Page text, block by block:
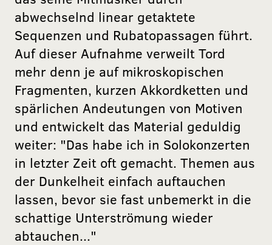
abwechselnd linear getaktete
Sequenzen und Rubatopassagen führt.
Auf dieser Aufnahme verweilt Tord
mehr denn je auf mikroskopischen
Fragmenten, kurzen Akkordketten und
spärlichen Andeutungen von Motiven
und entwickelt das Material geduldig
weiter: "Das habe ich in Solokonzerten
in letzter Zeit oft gemacht. Themen aus
der Dunkelheit einfach auftauchen
lassen, bevor sie fast unbemerkt in die
schattige Unterströmung wieder
abtauchen..."